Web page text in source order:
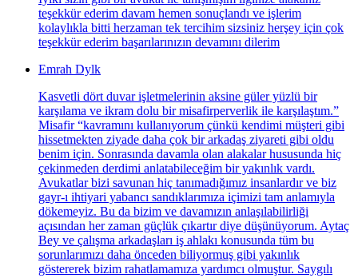
teşekkür ederim davam hemen sonuçlandı ve işlerim
kolaylıkla bitti herzaman tek tercihim sizsiniz herşey için çok
teşekkür ederim başarılarınızın devamını dilerim
Emrah Dylk
Kasvetli dört duvar işletmelerinin aksine güler yüzlü bir
karşılama ve ikram dolu bir misafirperverlik ile karşılaştım.”
Misafir “kavramını kullanıyorum çünkü kendimi müşteri gibi
hissetmekten ziyade daha çok bir arkadaş ziyareti gibi oldu
benim için. Sonrasında davamla olan alakalar hususunda hiç
çekinmeden derdimi anlatabileceğim bir yakınlık vardı.
Avukatlar bizi savunan hiç tanımadığımız insanlardır ve biz
gayr-ı ihtiyari yabancı sandıklarımıza içimizi tam anlamıyla
dökemeyiz. Bu da bizim ve davamızın anlaşılabilirliği
açısından her zaman güçlük çıkartır diye düşünüyorum. Aytaç
Bey ve çalışma arkadaşları iş ahlakı konusunda tüm bu
sorunlarımızı daha önceden biliyormuş gibi yakınlık
göstererek bizim rahatlamamıza yardımcı olmuştur. Saygılı